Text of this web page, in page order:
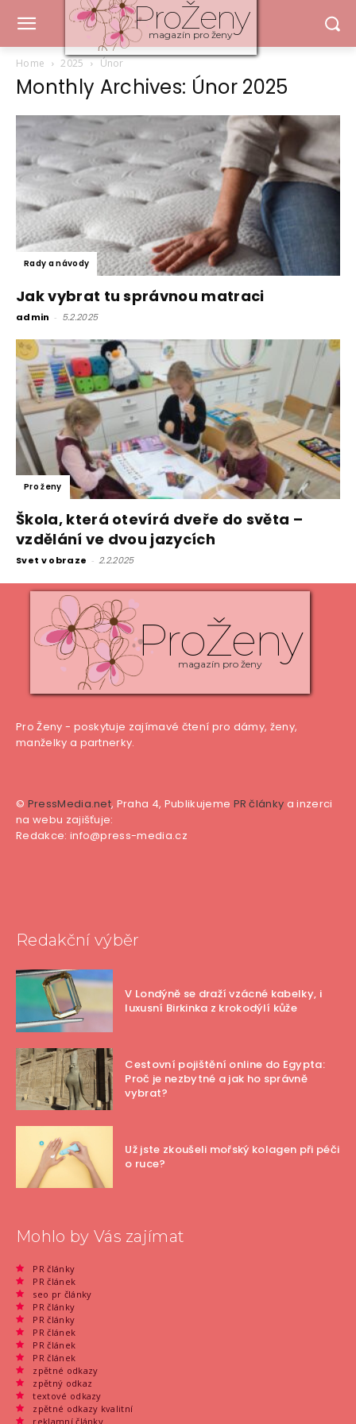
ProŽeny
magazín pro ženy
Home 2025 Únor
Monthly Archives: Únor 2025
Rady a návody
Jak vybrat tu správnou matraci
admin - 5.2.2025
Pro ženy
Škola, která otevírá dveře do světa –
vzdělání ve dvou jazycích
Svet v obraze - 2.2.2025
ProŽeny
magazín pro ženy
Pro Ženy - poskytuje zajímavé čtení pro dámy, ženy,
manželky a partnerky.
© PressMedia.net, Praha 4, Publikujeme PR články a inzerci
na webu zajišťuje:
Redakce: info@press-media.cz
Redakční výběr
V Londýně se draží vzácné kabelky, i
luxusní Birkinka z krokodýlí kůže
Cestovní pojištění online do Egypta:
Proč je nezbytné a jak ho správně
vybrat?
Už jste zkoušeli mořský kolagen při péči
o ruce?
Mohlo by Vás zajímat
PR články
PR článek
seo pr články
PR články
PR články
PR článek
PR článek
PR článek
zpětné odkazy
zpětný odkaz
textové odkazy
zpětné odkazy kvalitní
reklamní články